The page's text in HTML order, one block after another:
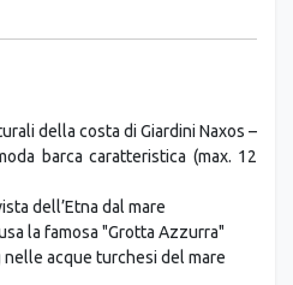
della costa di Giardini Naxos –
barca caratteristica (max. 12
dell’Etna dal mare
la famosa "Grotta Azzurra"
acque turchesi del mare